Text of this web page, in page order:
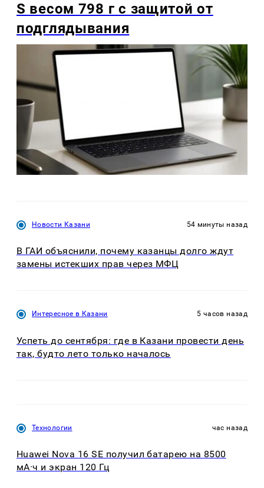
S весом 798 г с защитой от
подглядывания
Новости Казани 54 минуты назад
В ГАИ объяснили, почему казанцы долго ждут
замены истекших прав через МФЦ
Интересное в Казани 5 часов назад
Успеть до сентября: где в Казани провести день
так, будто лето только началось
Технологии час назад
Huawei Nova 16 SE получил батарею на 8500
мА·ч и экран 120 Гц